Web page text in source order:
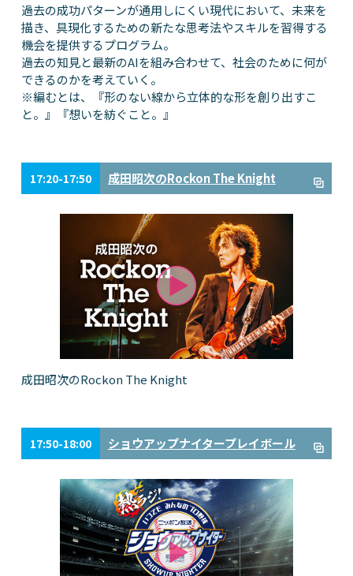
過去の成功パターンが通用しにくい現代において、未来を
描き、具現化するための新たな思考法やスキルを習得する
機会を提供するプログラム。
過去の知見と最新のAIを組み合わせて、社会のために何が
できるのかを考えていく。
※編むとは、『形のない線から立体的な形を創り出すこ
と。』『想いを紡ぐこと。』
17:20-17:50 成田昭次のRockon The Knight
成田昭次のRockon The Knight
17:50-18:00 ショウアップナイタープレイボール